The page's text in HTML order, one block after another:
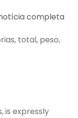
completa
total, peso,
is expressly